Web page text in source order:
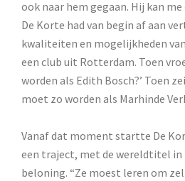
ook naar hem gegaan. Hij kan
De Korte had van begin af aan
kwaliteiten en mogelijkheden
een club uit Rotterdam. Toen
worden als Edith Bosch?’ Toen
moet zo worden als Marhinde
Vanaf dat moment startte De
een traject, met de wereldtitel
beloning. “Ze moest leren om